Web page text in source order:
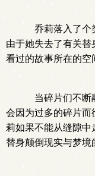
乔莉落入了个
由于她失去了有关
看过的故事所在的空
当碎片们不断
会因为过多的碎片而
莉如果不能从缝隙
替身颠倒现实与梦境